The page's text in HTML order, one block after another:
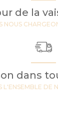
de la
NOUS
dans
L'ENSEMBLE DE